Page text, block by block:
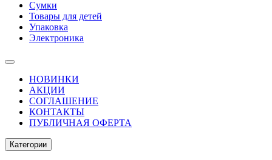
Сумки
Товары для детей
Упаковка
Электроника
НОВИНКИ
АКЦИИ
СОГЛАШЕНИЕ
КОНТАКТЫ
ПУБЛИЧНАЯ ОФЕРТА
Категории